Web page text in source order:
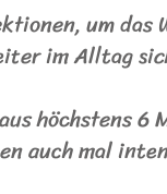
um das
im Alltag
höchstens 6
auch mal